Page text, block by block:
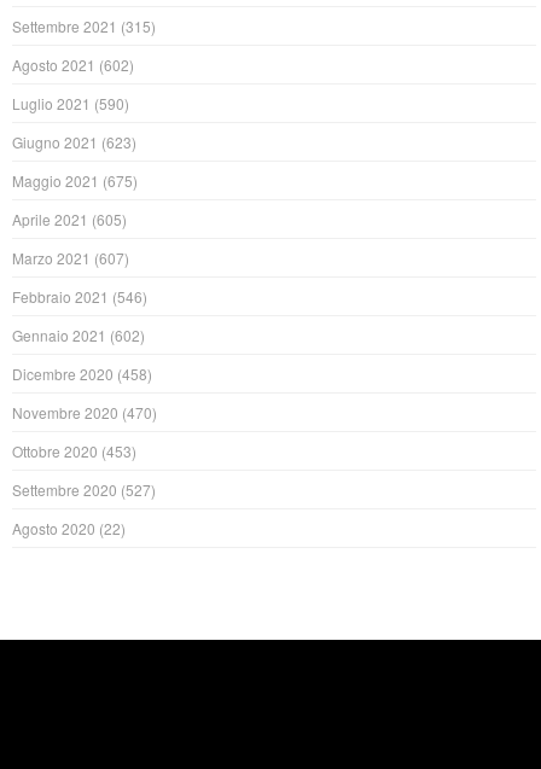
Settembre 2021 (315)
Agosto 2021 (602)
Luglio 2021 (590)
Giugno 2021 (623)
Maggio 2021 (675)
Aprile 2021 (605)
Marzo 2021 (607)
Febbraio 2021 (546)
Gennaio 2021 (602)
Dicembre 2020 (458)
Novembre 2020 (470)
Ottobre 2020 (453)
Settembre 2020 (527)
Agosto 2020 (22)